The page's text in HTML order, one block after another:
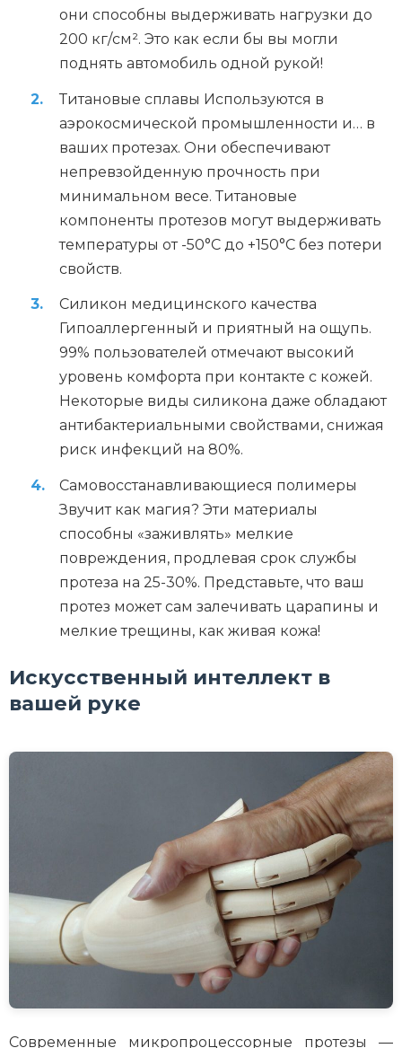
они способны выдерживать нагрузки до
200 кг/см². Это как если бы вы могли
поднять автомобиль одной рукой!
Титановые сплавы Используются в
аэрокосмической промышленности и… в
ваших протезах. Они обеспечивают
непревзойденную прочность при
минимальном весе. Титановые
компоненты протезов могут выдерживать
температуры от -50°C до +150°C без потери
свойств.
Силикон медицинского качества
Гипоаллергенный и приятный на ощупь.
99% пользователей отмечают высокий
уровень комфорта при контакте с кожей.
Некоторые виды силикона даже обладают
антибактериальными свойствами, снижая
риск инфекций на 80%.
Самовосстанавливающиеся полимеры
Звучит как магия? Эти материалы
способны «заживлять» мелкие
повреждения, продлевая срок службы
протеза на 25-30%. Представьте, что ваш
протез может сам залечивать царапины и
мелкие трещины, как живая кожа!
Искусственный интеллект в
вашей руке
Современные микропроцессорные протезы —